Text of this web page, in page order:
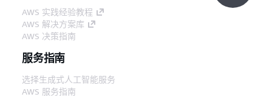
AWS 实践经验教程
AWS 解决方案库
AWS 决策指南
服务指南
选择生成式人工智能服务
AWS 服务指南